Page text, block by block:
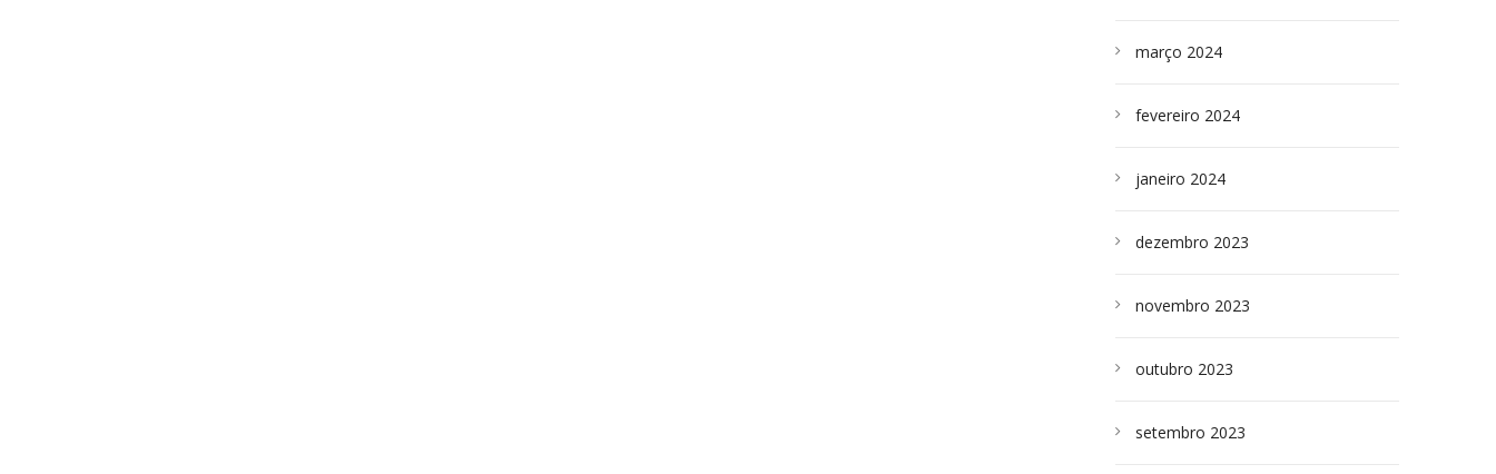
março 2024
fevereiro 2024
janeiro 2024
dezembro 2023
novembro 2023
outubro 2023
setembro 2023